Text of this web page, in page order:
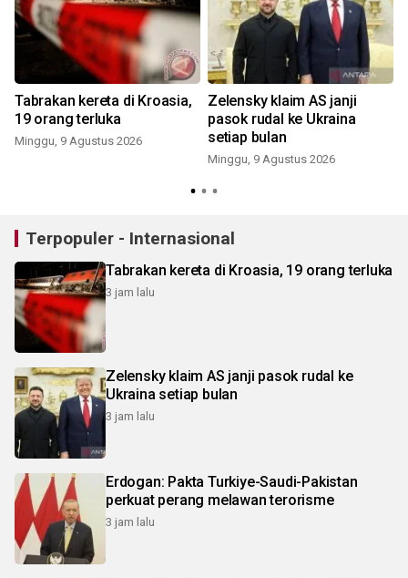
Tabrakan kereta di Kroasia,
19 orang terluka
Minggu, 9 Agustus 2026
Zelensky klaim AS janji
pasok rudal ke Ukraina
setiap bulan
Minggu, 9 Agustus 2026
Terpopuler - Internasional
Tabrakan kereta di Kroasia, 19 orang terluka
3 jam lalu
Zelensky klaim AS janji pasok rudal ke
Ukraina setiap bulan
3 jam lalu
Erdogan: Pakta Turkiye-Saudi-Pakistan
perkuat perang melawan terorisme
3 jam lalu